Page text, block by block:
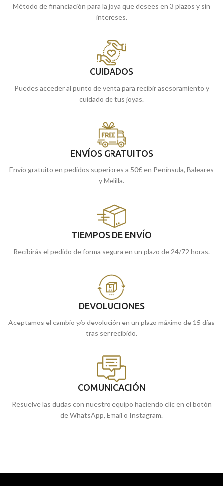
Método de financiación para la joya que desees en 3 plazos y sin
intereses.
CUIDADOS
Puedes acceder al punto de venta para recibir asesoramiento y
cuidado de tus joyas.
ENVÍOS GRATUITOS
Envío gratuito en pedidos superiores a 50€ en Península, Baleares
y Melilla.
TIEMPOS DE ENVÍO
Recibirás el pedido de forma segura en un plazo de 24/72 horas.
DEVOLUCIONES
Aceptamos el cambio y/o devolución en un plazo máximo de 15 días
tras ser recibido.
COMUNICACIÓN
Resuelve las dudas con nuestro equipo haciendo clic en el botón
de WhatsApp, Email o Instagram.